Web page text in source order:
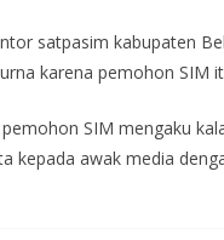
satpasim kabupaten
karena pemohon SIM
SIM mengaku
kepada awak media